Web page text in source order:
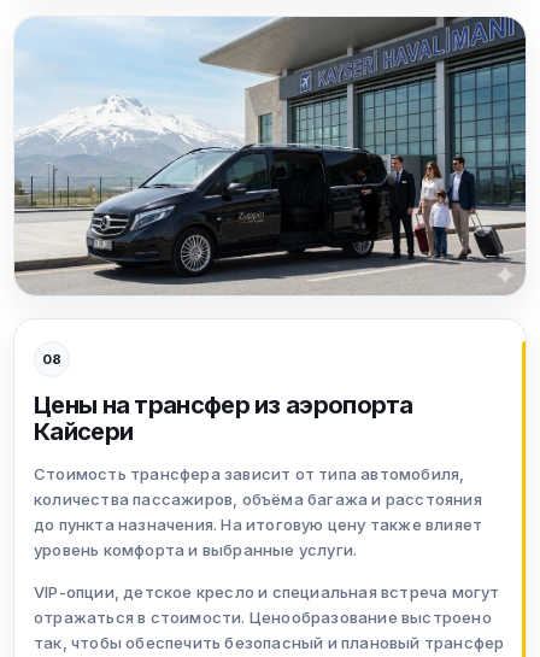
08
Цены на трансфер из аэропорта
Кайсери
Стоимость трансфера зависит от типа автомобиля,
количества пассажиров, объёма багажа и расстояния
до пункта назначения. На итоговую цену также влияет
уровень комфорта и выбранные услуги.
VIP-опции, детское кресло и специальная встреча могут
отражаться в стоимости. Ценообразование выстроено
так, чтобы обеспечить безопасный и плановый трансфер